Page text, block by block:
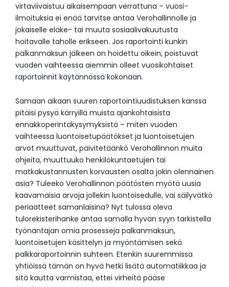
virtaviivaistuu aikaisempaan verrattuna – vuosi-
ilmoituksia ei enää tarvitse antaa Verohallinnolle ja
jokaiselle eläke- tai muuta sosiaalivakuutusta
hoitavalle taholle erikseen. Jos raportointi kunkin
palkanmaksun jälkeen on hoidettu oikein, poistuvat
vuoden vaihteessa aiemmin olleet vuosikohtaiset
raportoinnit käytännössä kokonaan.
Samaan aikaan suuren raportointiuudistuksen kanssa
pitäisi pysyä kärryillä muista ajankohtaisista
ennakkoperintäkysymyksistä – miten vuoden
vaihteessa luontoisetupäätökset ja luontoisetujen
arvot muuttuvat, päivitetäänkö Verohallinnon muita
ohjeita, muuttuuko henkilökuntaetujen tai
matkakustannusten korvausten osalta jokin olennainen
asia? Tuleeko Verohallinnon päätösten myötä uusia
kaavamaisia arvoja jollekin luontoisedulle, vai säilyvätkö
periaatteet samanlaisina? Nyt tulossa oleva
tulorekisterihanke antaa samalla hyvän syyn tarkistella
työnantajan omia prosesseja palkanmaksun,
luontoisetujen käsittelyn ja myöntämisen sekä
palkkaraportoinnin suhteen. Etenkin suuremmissa
yhtiöissä tämän on hyvä hetki lisätä automatiikkaa ja
sitä kautta varmistaa, ettei virheitä pääse